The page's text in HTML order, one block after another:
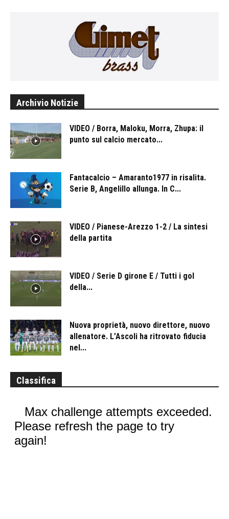
Archivio Notizie
VIDEO / Borra, Maloku, Morra, Zhupa: il
punto sul calcio mercato...
Fantacalcio – Amaranto1977 in risalita.
Serie B, Angelillo allunga. In C...
VIDEO / Pianese-Arezzo 1-2 / La sintesi
della partita
VIDEO / Serie D girone E / Tutti i gol
della...
Nuova proprietà, nuovo direttore, nuovo
allenatore. L’Ascoli ha ritrovato fiducia
nel...
Classifica